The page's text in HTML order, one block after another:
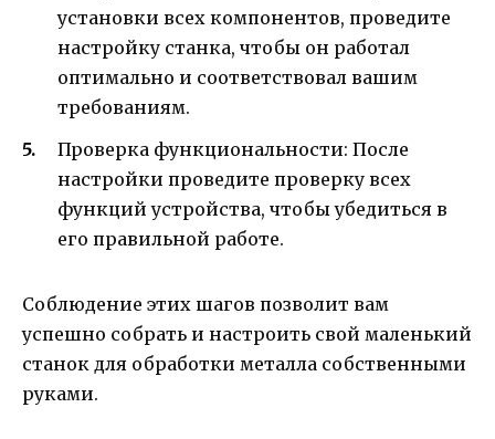
установки всех компонентов, проведите
настройку станка, чтобы он работал
оптимально и соответствовал вашим
требованиям.
Проверка функциональности: После
настройки проведите проверку всех
функций устройства, чтобы убедиться в
его правильной работе.
Соблюдение этих шагов позволит вам
успешно собрать и настроить свой маленький
станок для обработки металла собственными
руками.